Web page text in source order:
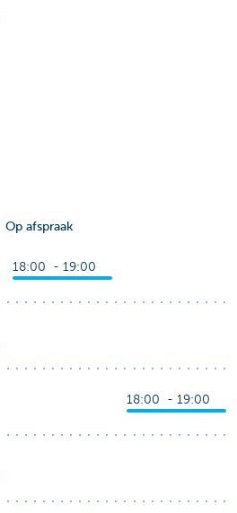
Op afspraak
18:00 - 19:00
18:00 - 19:00